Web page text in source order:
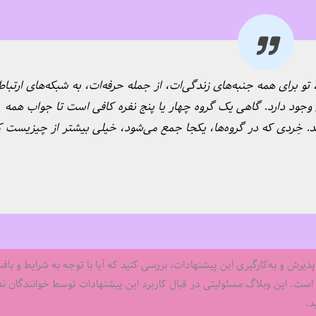
برای همه جنبه‌‌‌های زندگی‌‌‌ات، از جمله حرفه‌‌‌ات، به شبکه‌‌‌های
دارد. گاهی یک گروه چهار یا پنج نفره کافی است تا جواب همه
خِردی که در گروه‌‌‌ها، یکجا جمع می‌شود، خیلی بیشتر از چیزیست
و به‌کارگیری این پیشنهادات، بررسی کنید که آیا با توجه به شرایط و
این وبلاگ مسئولیتی در قبال کاربرد این پیشنهادات توسط خوانندگان